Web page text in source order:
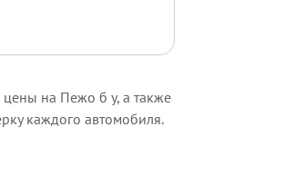
на Пежо б у, а также
каждого автомобиля.